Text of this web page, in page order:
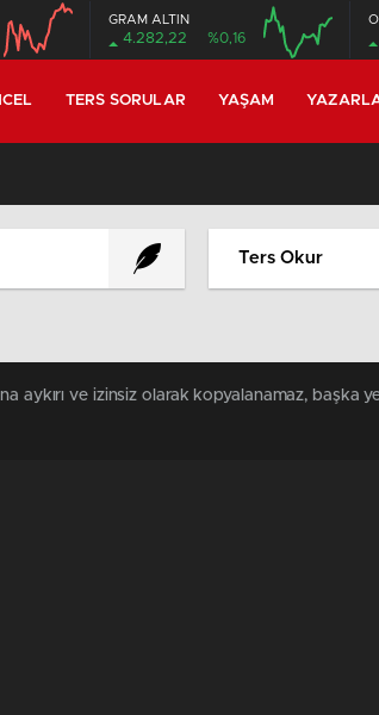
GRAM ALTIN
4.282,22 %0,16
TERS SORULAR YAŞAM
Ters Okur
aykırı ve izinsiz olarak kopyalanamaz, başka